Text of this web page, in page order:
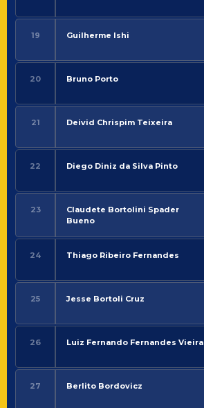
19 Guilherme Ishi
20 Bruno Porto
21 Deivid Chrispim Teixeira
22 Diego Diniz da Silva Pinto
23
Claudete Bortolini Spader
Bueno
24 Thiago Ribeiro Fernandes
25 Jesse Bortoli Cruz
26 Luiz Fernando Fernandes Vieira
27 Berlito Bordovicz